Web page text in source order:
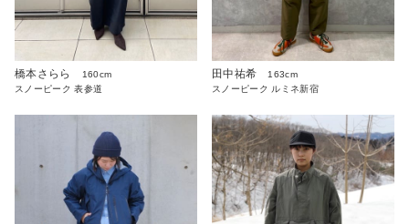
橋本さらら
160cm
スノーピーク 表参道
田中祐希
163cm
スノーピーク ルミネ新宿